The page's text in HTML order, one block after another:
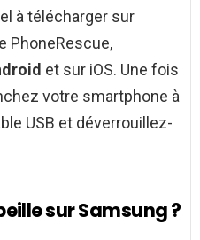
à télécharger sur
PhoneRescue,
et sur iOS. Une fois
votre smartphone à
USB et déverrouillez-
sur Samsung ?